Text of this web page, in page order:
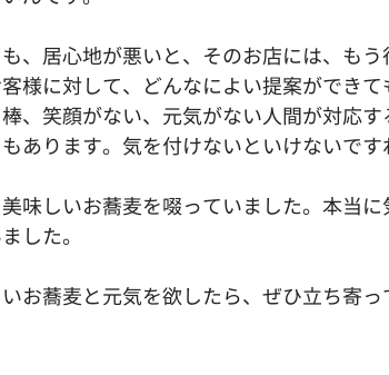
、居心地が悪いと、そのお店には、も
様に対して、どんなによい提案ができ
、笑顔がない、元気がない人間が対応
あります。気を付けないといけないです
味しいお蕎麦を啜っていました。本当
した。
お蕎麦と元気を欲したら、ぜひ立ち寄っ